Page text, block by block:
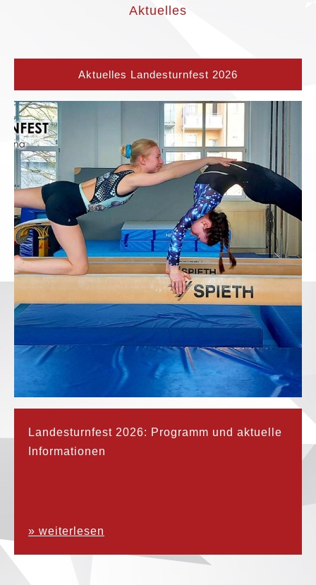
Aktuelles
Aktuelles Landesturnfest 2026
Landesturnfest 2026: Programm und aktuelle
Informationen
» weiterlesen